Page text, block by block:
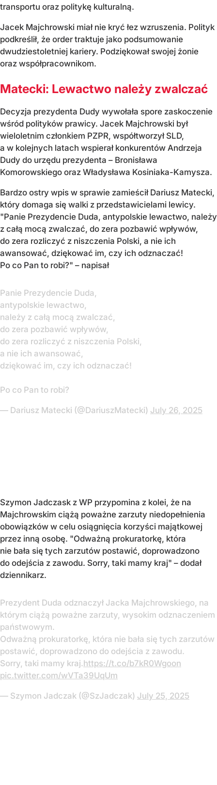
transportu oraz politykę kulturalną.
Jacek Majchrowski miał nie kryć łez wzruszenia. Polityk
podkreślił, że order traktuje jako podsumowanie
dwudziestoletniej kariery. Podziękował swojej żonie
oraz współpracownikom.
Matecki: Lewactwo należy zwalczać
Decyzja prezydenta Dudy wywołała spore zaskoczenie
wśród polityków prawicy. Jacek Majchrowski był
wieloletnim członkiem PZPR, współtworzył SLD,
a w kolejnych latach wspierał konkurentów Andrzeja
Dudy do urzędu prezydenta – Bronisława
Komorowskiego oraz Władysława Kosiniaka-Kamysza.
Bardzo ostry wpis w sprawie zamieścił Dariusz Matecki,
który domaga się walki z przedstawicielami lewicy.
"Panie Prezydencie Duda, antypolskie lewactwo, należy
z całą mocą zwalczać, do zera pozbawić wpływów,
do zera rozliczyć z niszczenia Polski, a nie ich
awansować, dziękować im, czy ich odznaczać!
Po co Pan to robi?" – napisał
Panie Prezydencie Duda,
antypolskie lewactwo,
należy z całą mocą zwalczać,
do zera pozbawić wpływów,
do zera rozliczyć z niszczenia Polski,
a nie ich awansować,
dziękować im, czy ich odznaczać!
Po co Pan to robi?
— Dariusz Matecki (@DariuszMatecki) July 26, 2025
Szymon Jadczask z WP przypomina z kolei, że na
Majchrowskim ciążą poważne zarzuty niedopełnienia
obowiązków w celu osiągnięcia korzyści majątkowej
przez inną osobę. "Odważną prokuratorkę, która
nie bała się tych zarzutów postawić, doprowadzono
do odejścia z zawodu. Sorry, taki mamy kraj" – dodał
dziennikarz.
Prezydent Duda odznaczył Jacka Majchrowskiego, na
którym ciążą poważne zarzuty, wysokim odznaczeniem
państwowym.
Odważną prokuratorkę, która nie bała się tych zarzutów
postawić, doprowadzono do odejścia z zawodu.
Sorry, taki mamy kraj.https://t.co/b7kR0Wgoon
pic.twitter.com/wVTa39UqUm
— Szymon Jadczak (@SzJadczak) July 25, 2025